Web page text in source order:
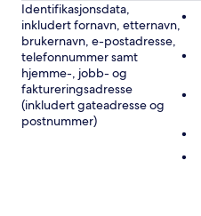
Identifikasjonsdata,
inkludert fornavn, etternavn,
brukernavn, e-postadresse,
telefonnummer samt
hjemme-, jobb- og
faktureringsadresse
(inkludert gateadresse og
postnummer)